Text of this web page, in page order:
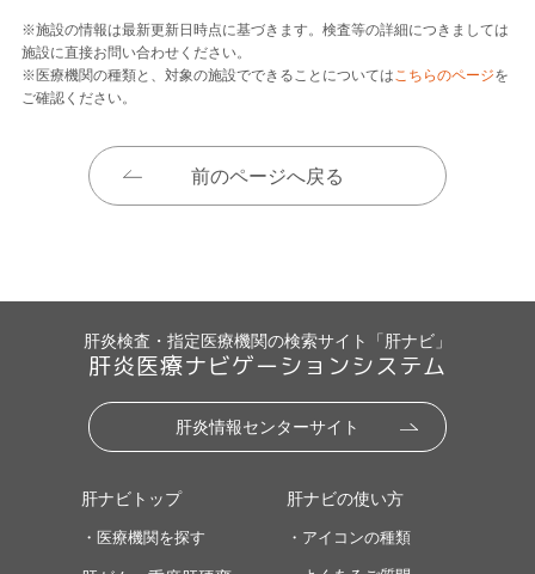
※施設の情報は最新更新日時点に基づきます。検査等の詳細につきましては
施設に直接お問い合わせください。
※医療機関の種類と、対象の施設でできることについてはこちらのページを
ご確認ください。
前のページへ戻る
肝炎検査・指定医療機関の検索サイト「肝ナビ」
肝炎医療ナビゲーションシステム
肝炎情報センターサイト
肝ナビトップ
・医療機関を探す
肝ナビの使い方
・アイコンの種類